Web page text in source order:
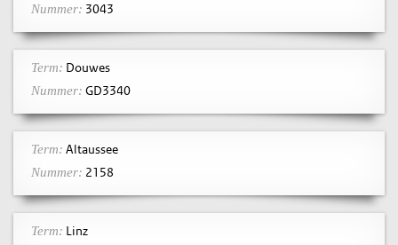
Nummer: 3043
Term: Douwes
Nummer: GD3340
Term: Altaussee
Nummer: 2158
Term: Linz